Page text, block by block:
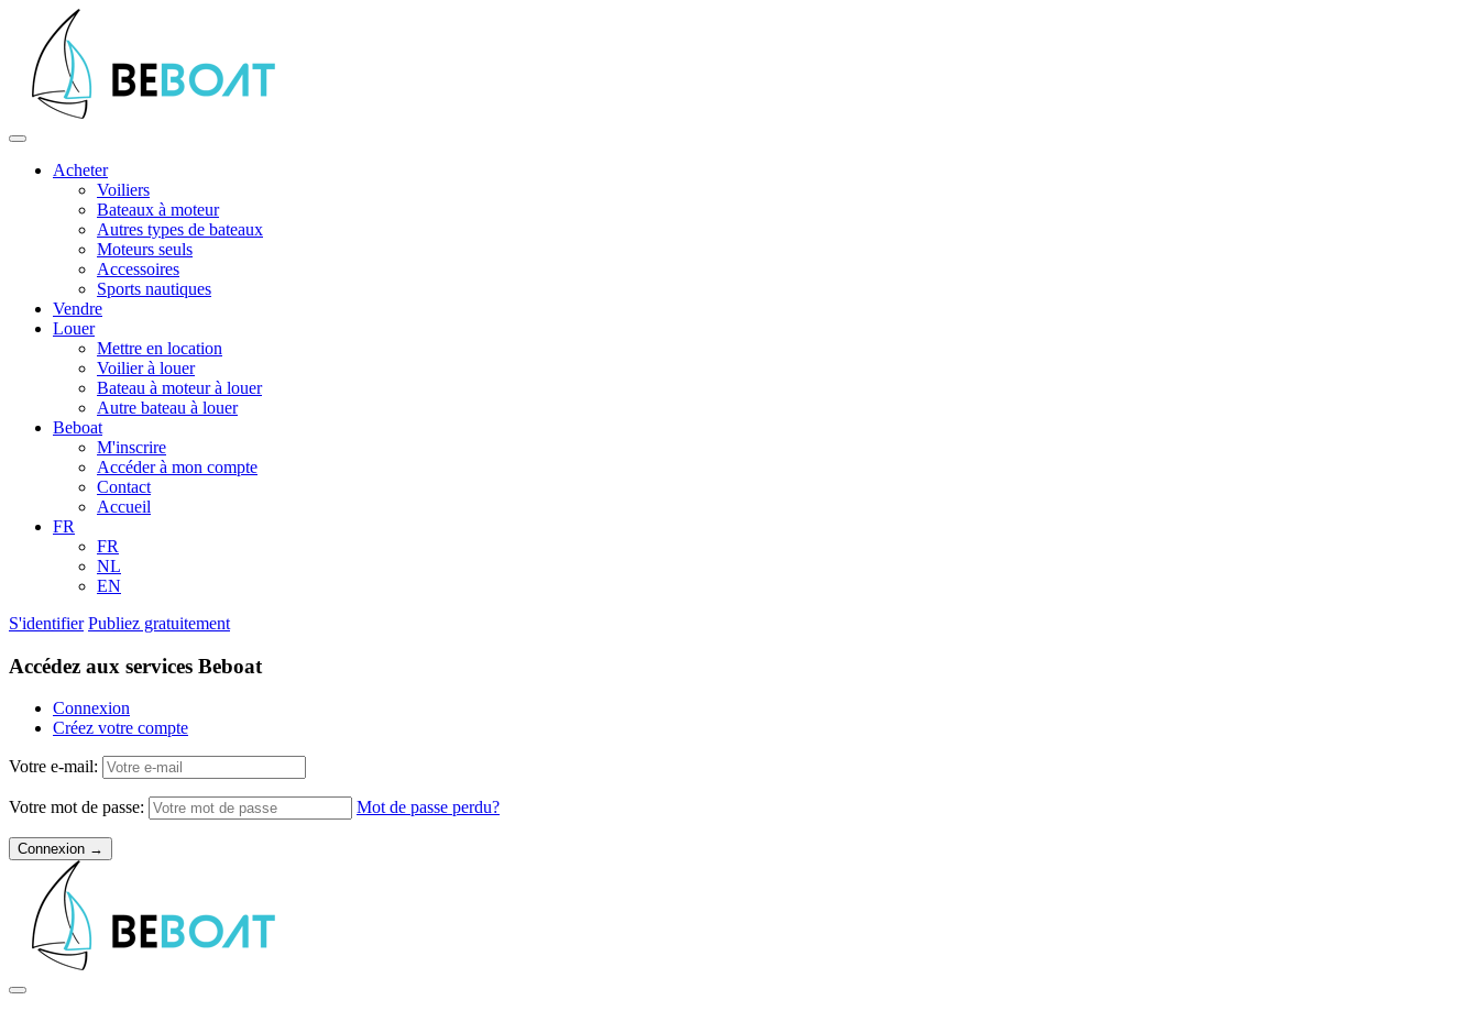
Acheter
Voiliers
Bateaux à moteur
Autres types de bateaux
Moteurs seuls
Accessoires
Sports nautiques
Vendre
Louer
Mettre en location
Voilier à louer
Bateau à moteur à louer
Autre bateau à louer
Beboat
M'inscrire
Accéder à mon compte
Contact
Accueil
FR
FR
NL
EN
S'identifier Publiez gratuitement
Accédez aux services Beboat
Connexion
Créez votre compte
Votre e-mail:
Votre mot de passe: Mot de passe perdu?